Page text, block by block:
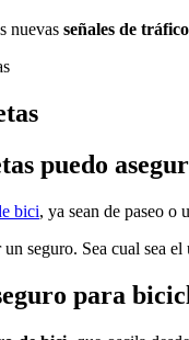
nuevas señales de tráfico
puedo
bici, ya sean de paseo o
seguro. Sea cual sea
para